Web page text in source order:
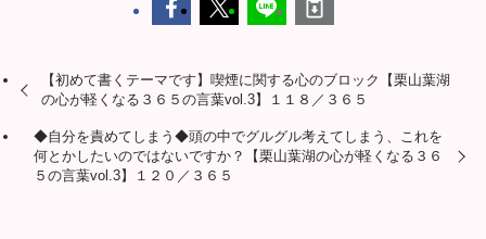
【初めて書くテーマです】喫煙に関する心のブロック【栗山葉湖
の心が軽くなる３６５の言葉vol.3】１１８／３６５
◆自分を責めてしまう◆頭の中でグルグル考えてしまう、これを
何とかしたいのではないですか？【栗山葉湖の心が軽くなる３６
５の言葉vol.3】１２０／３６５